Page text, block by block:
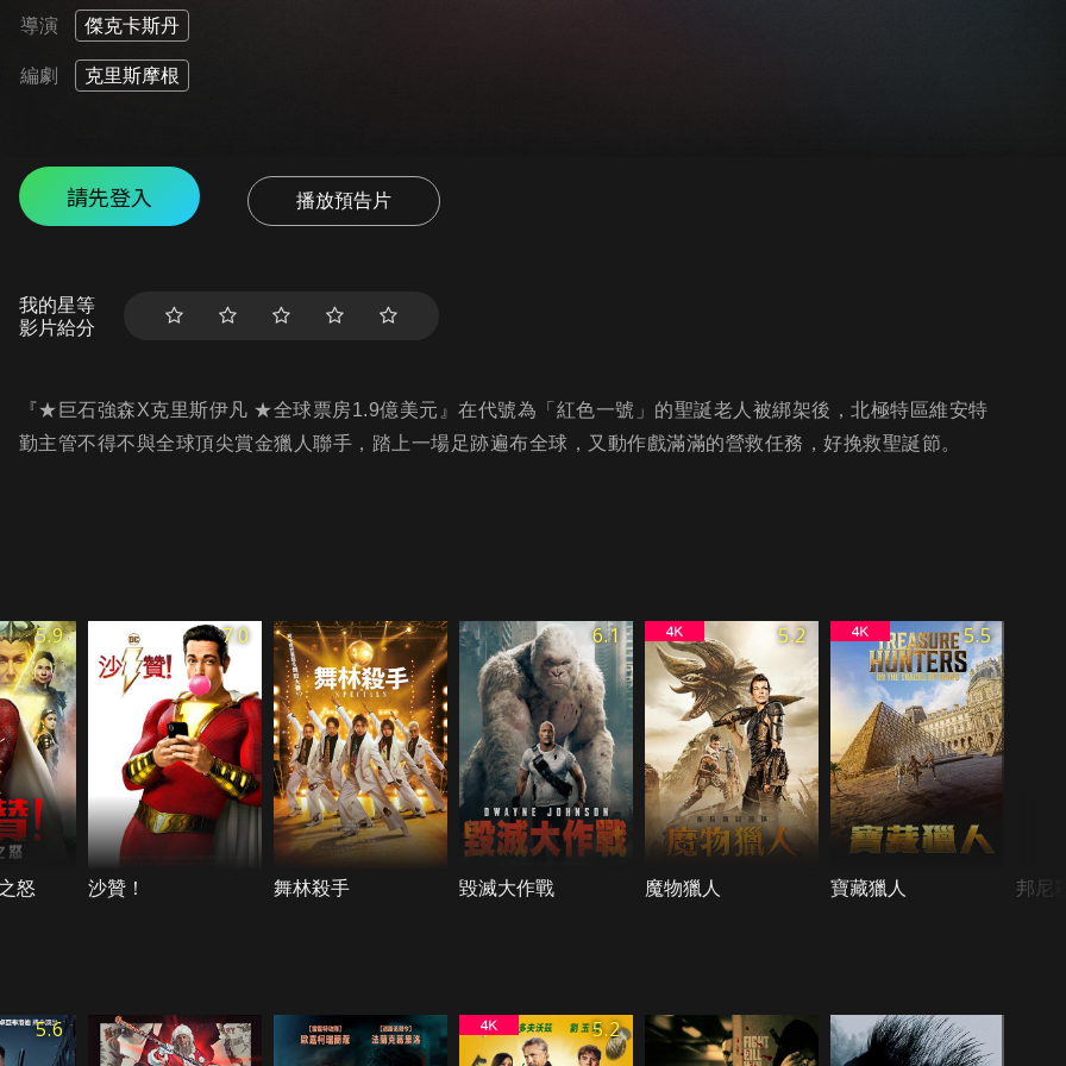
導演 傑克卡斯丹
編劇 克里斯摩根
請先登入 播放預告片
我的星等
影片給分
『★巨石強森X克里斯伊凡 ★全球票房1.9億美元』在代號為「紅色一號」的聖誕老人被綁架後，北極特區維安特
勤主管不得不與全球頂尖賞金獵人聯手，踏上一場足跡遍布全球，又動作戲滿滿的營救任務，好挽救聖誕節。
5.9
怒
7.0
沙贊！ 舞林殺手
6.1
毀滅大作戰
5.2
魔物獵人
5.5
寶藏獵人 邦尼
5.6 5.2